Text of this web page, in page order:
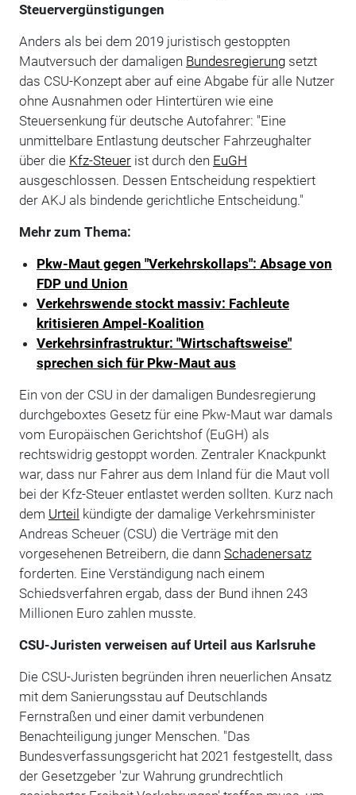
Steuervergünstigungen
Anders als bei dem 2019 juristisch gestoppten
Mautversuch der damaligen Bundesregierungsetzt
das CSU-Konzept aber auf eine Abgabe für alle Nutzer
ohne Ausnahmen oder Hintertüren wie eine
Steuersenkung für deutsche Autofahrer: "Eine
unmittelbare Entlastung deutscher Fahrzeughalter
über die Kfz-Steuerist durch den EuGH
ausgeschlossen. Dessen Entscheidung respektiert
der AKJ als bindende gerichtliche Entscheidung."
Mehr zum Thema:
Pkw-Maut gegen "Verkehrskollaps": Absage von
FDP und Union
Verkehrswende stockt massiv: Fachleute
kritisieren Ampel-Koalition
Verkehrsinfrastruktur: "Wirtschaftsweise"
sprechen sich für Pkw-Maut aus
Ein von der CSU in der damaligen Bundesregierung
durchgeboxtes Gesetz für eine Pkw-Maut war damals
vom Europäischen Gerichtshof (EuGH) als
rechtswidrig gestoppt worden. Zentraler Knackpunkt
war, dass nur Fahrer aus dem Inland für die Maut voll
bei der Kfz-Steuer entlastet werden sollten. Kurz nach
dem Urteil kündigte der damalige Verkehrsminister
Andreas Scheuer (CSU) die Verträge mit den
vorgesehenen Betreibern, die dann Schadenersatz
forderten. Eine Verständigung nach einem
Schiedsverfahren ergab, dass der Bund ihnen 243
Millionen Euro zahlen musste.
CSU-Juristen verweisen auf Urteil aus Karlsruhe
Die CSU-Juristen begründen ihren neuerlichen Ansatz
mit dem Sanierungsstau auf Deutschlands
Fernstraßen und einer damit verbundenen
Benachteiligung junger Menschen. "Das
Bundesverfassungsgericht hat 2021 festgestellt, dass
der Gesetzgeber 'zur Wahrung grundrechtlich